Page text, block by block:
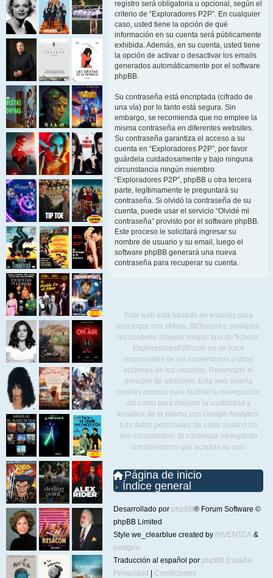
registro será obligatoria u opcional, según el
criterio de “Exploradores P2P”. En cualquier
caso, usted tiene la opción de qué
información en su cuenta será públicamente
exhibida. Además, en su cuenta, usted tiene
la opción de activar o desactivar los emails
generados automáticamente por el software
phpBB.
Su contraseña está encriptada (cifrado de
una vía) por lo tanto está segura. Sin
embargo, se recomienda que no emplee la
misma contraseña en diferentes websites.
Su contraseña garantiza el acceso a su
cuenta en “Exploradores P2P”, por favor
guárdela cuidadosamente y bajo ninguna
circunstancia ningún miembro
“Exploradores P2P”, phpBB u otra tercera
parte, legítimamente le preguntará su
contraseña. Si olvidó la contraseña de su
cuenta, puede usar el servicio “Olvidé mi
contraseña” provisto por el software phpBB.
Este proceso le solicitará ingresar su
nombre de usuario y su email, luego el
software phpBB generará una nueva
contraseña para recuperar su cuenta.
Esta web está basada en enlaces para
descargar con eMule, BitTorrent o similares.
No contiene alojado ningún tipo de fichero.
ExploradoresP2P.com no se hace
responsable de los comentarios u otras
acciones de los usuarios. Reservado el
derecho de admisión. Esta web inserta
cookies propias para facilitar tu navegación,
así como para mejorar la usabilidad y
temática de la misma con Google Analytics.
Los datos personales de cada usuario no
son consultados. Si continuas navegando
consideramos que aceptas su uso.
Página de inicio
Índice general
Desarrollado por phpBB® Forum Software ©
phpBB Limited
Style we_clearblue created by INVENTEA &
nextgen
Traducción al español por phpBB España
Privacidad
Condiciones